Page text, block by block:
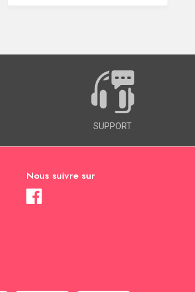
SUPPORT
Nous suivre sur